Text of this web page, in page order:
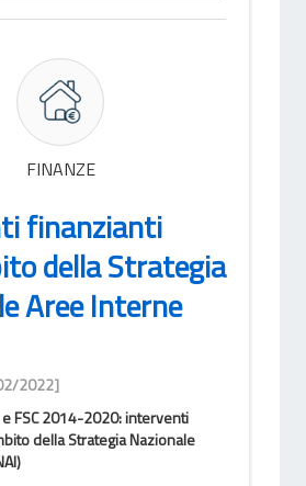
FINANZE
finanzianti
della Strategia
Aree Interne
2022]
FSC 2014-2020: interventi
della Strategia Nazionale